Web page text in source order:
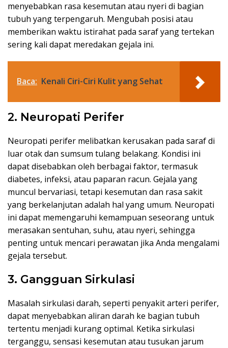
menyebabkan rasa kesemutan atau nyeri di bagian
tubuh yang terpengaruh. Mengubah posisi atau
memberikan waktu istirahat pada saraf yang tertekan
sering kali dapat meredakan gejala ini.
Baca: Kenali Ciri-Ciri Kulit yang Sehat
2. Neuropati Perifer
Neuropati perifer melibatkan kerusakan pada saraf di
luar otak dan sumsum tulang belakang. Kondisi ini
dapat disebabkan oleh berbagai faktor, termasuk
diabetes, infeksi, atau paparan racun. Gejala yang
muncul bervariasi, tetapi kesemutan dan rasa sakit
yang berkelanjutan adalah hal yang umum. Neuropati
ini dapat memengaruhi kemampuan seseorang untuk
merasakan sentuhan, suhu, atau nyeri, sehingga
penting untuk mencari perawatan jika Anda mengalami
gejala tersebut.
3. Gangguan Sirkulasi
Masalah sirkulasi darah, seperti penyakit arteri perifer,
dapat menyebabkan aliran darah ke bagian tubuh
tertentu menjadi kurang optimal. Ketika sirkulasi
terganggu, sensasi kesemutan atau tusukan jarum